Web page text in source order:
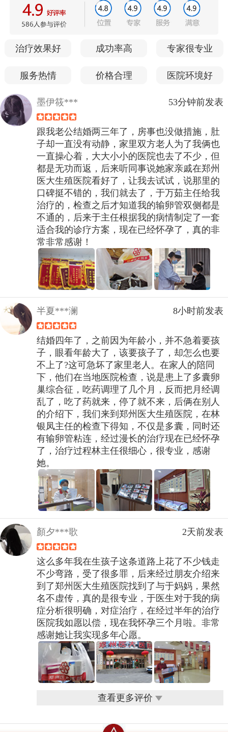
治疗效果好 成功率高 专家很专业
服务热情 价格合理 医院环境好
墨伊筱*** 53分钟前发表
跟我老公结婚两三年了，房事也没做措施，肚
子却一直没有动静，家里双方老人为了我俩也
一直操心着，大大小小的医院也去了不少，但
都是无功而返，后来听同事说她家亲戚在郑州
医大生殖医院看好了，让我去试试，说那里的
口碑挺不错的，我们就去了，于万茹主任给我
治疗的，检查之后才知道我的输卵管双侧都是
不通的，后来于主任根据我的病情制定了一套
适合我的诊疗方案，现在已经怀孕了，真的非
常非常感谢！
半夏***澜 8小时前发表
结婚四年了，之前因为年龄小，并不急着要孩
子，眼看年龄大了，该要孩子了，却怎么也要
不上了?这可急坏了家里老人。在家人的陪同
下，他们在当地医院检查，说是患上了多囊卵
巢综合征，吃药调理了几个月，反而把月经调
乱了，吃了药就来，停了就不来，后俩在别人
的介绍下，我们来到郑州医大生殖医院，在林
银凤主任的检查下得知，不仅是多囊，同时还
有输卵管粘连，经过漫长的治疗现在已经怀孕
了，治疗过程林主任很细心，很专业，感谢
她。
顏夕***歌 2天前发表
这么多年我在生孩子这条道路上花了不少钱走
不少弯路，受了很多罪，后来经过朋友介绍来
到了郑州医大生殖医院找到了与于妈妈，果然
名不虚传，真的是很专业，于医生对于我的病
症分析很明确，对症治疗，在经过半年的治疗
医院我如愿以偿，现在我怀孕三个月啦。非常
感谢她让我实现多年心愿。
查看更多评价